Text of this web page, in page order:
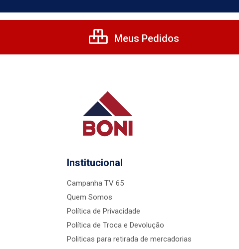
Meus Pedidos
Institucional
Campanha TV 65
Quem Somos
Política de Privacidade
Política de Troca e Devolução
Politicas para retirada de mercadorias